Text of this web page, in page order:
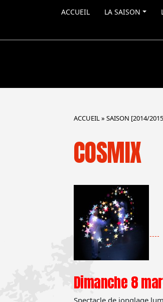
ACCUEIL LA SAISON
ACCUEIL» SAISON [2014/
COSMIX
Dimanche 8
Spectacle de jonglage